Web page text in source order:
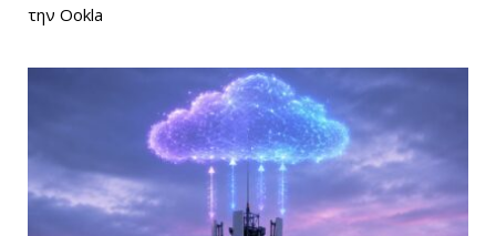
την Ookla